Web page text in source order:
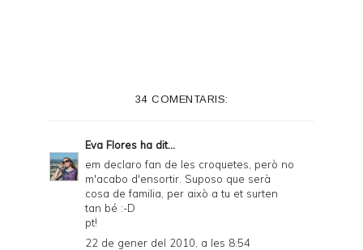
34 COMENTARIS:
Eva Flores ha dit...
em declaro fan de les croquetes, però no
m'acabo d'ensortir. Suposo que serà
cosa de familia, per això a tu et surten
tan bé :-D
pt!
22 de gener del 2010, a les 8:54